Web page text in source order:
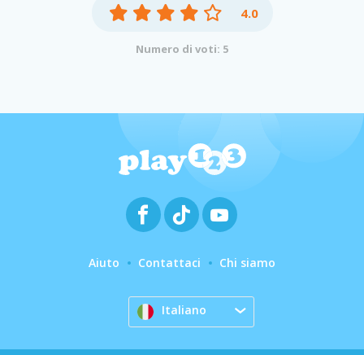
4.0
Numero di voti: 5
Aiuto Contattaci Chi siamo
Italiano